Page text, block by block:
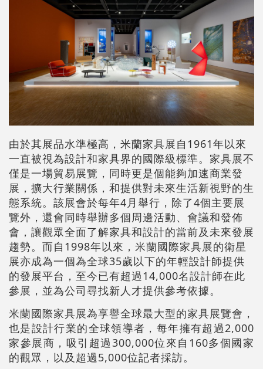
由於其展品水準極高，米蘭家具展自1961年以來
一直被視為設計和家具界的國際級標準。家具展不
僅是一場貿易展覽，同時更是個能夠加速商業發
展，擴大行業關係，和提供對未來生活新視野的生
態系統。該展會於每年4月舉行，除了4個主要展
覽外，還會同時舉辦多個周邊活動、會議和發佈
會，讓觀眾全面了解家具和設計的當前及未來發展
趨勢。而自1998年以來，米蘭國際家具展的衛星
展亦成為一個為全球35歲以下的年輕設計師提供
的發展平台，至今已有超過14,000名設計師在此
參展，並為公司尋找新人才提供參考依據。
米蘭國際家具展為享譽全球最大型的家具展覽會，
也是設計行業的全球領導者，每年擁有超過2,000
家參展商，吸引超過300,000位來自160多個國家
的觀眾，以及超過5,000位記者採訪。